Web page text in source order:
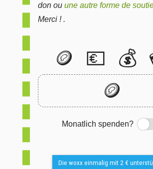
don ou une autre forme de
Merci ! .
🪙 💶 💰
🪙
Monatlich spenden?
Switch
Die woxx einmalig mit 2 €